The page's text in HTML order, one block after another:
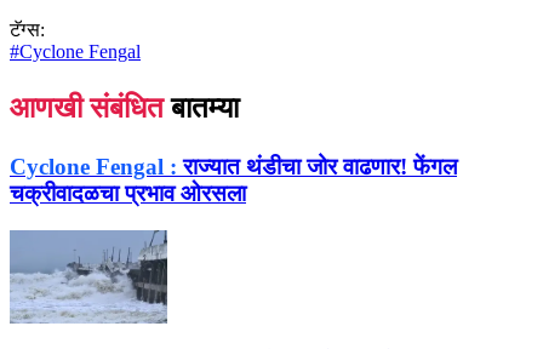
टॅग्स:
#Cyclone Fengal
आणखी संबंधित बातम्या
Cyclone Fengal : राज्यात थंडीचा जोर वाढणार! फेंगल
चक्रीवादळचा प्रभाव ओरसला